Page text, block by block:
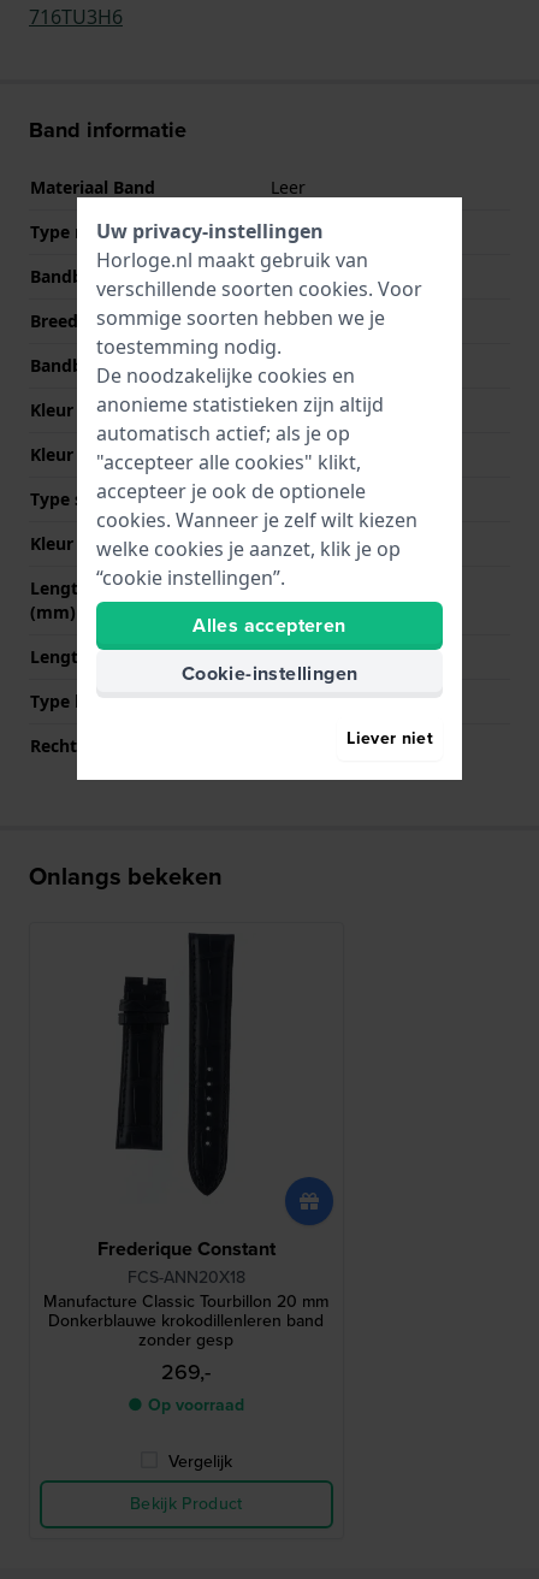
716TU3H6
Band informatie
Materiaal Band
Leer
Type materiaal
Echt alligatorleer
Bandbreedte
Breedte bandaanzet
20 mm
Bandbreedte bij sluiting
18 mm
Kleur Band
Blauw
Kleur stiksel
Blauw
Type sluiting
Geen
Kleur sluiting
NVT
Lengte band op 12 uur
(mm)
75 mm
Lengte band op 6 uur (mm) 115 mm
Type bevestiging
Bandpennen
Rechte bandaanzet
Onlangs bekeken
Frederique Constant
FCS-ANN20X18
Manufacture Classic Tourbillon 20 mm
Donkerblauwe krokodillenleren band
zonder gesp
269,-
● Op voorraad
Vergelijk
Bekijk Product
Uw privacy-instellingen
Horloge.nl maakt gebruik van
verschillende soorten cookies. Voor
sommige soorten hebben we je
toestemming nodig.
De noodzakelijke cookies en
anonieme statistieken zijn altijd
automatisch actief; als je op
"accepteer alle cookies" klikt,
accepteer je ook de optionele
cookies. Wanneer je zelf wilt kiezen
welke cookies je aanzet, klik je op
“cookie instellingen”.
Alles accepteren
Cookie-instellingen
Liever niet